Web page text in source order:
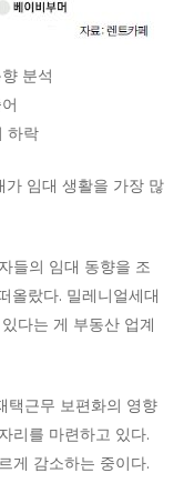
분석
하락
임대 생활을 가장 많
들의 임대 동향을 조
올랐다. 밀레니얼세대
다는 게 부동산 업계
택근무 보편화의 영향
리를 마련하고 있다.
게 감소하는 중이다.